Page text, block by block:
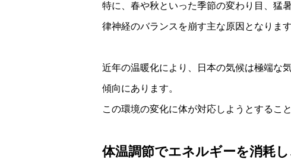
特に、春や秋といった季節の変わり目、猛
律神経のバランスを崩す主な原因となります
近年の温暖化により、日本の気候は極端な
傾向にあります。
この環境の変化に体が対応しようとするこ
体温調節でエネルギーを消耗